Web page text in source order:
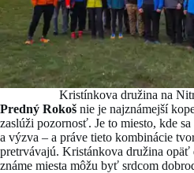
Kristínkova družina na
Predný Rokoš nie je najznámejší
zaslúži pozornosť. Je to miesto, kde
a výzva – a práve tieto kombinácie
pretrvávajú. Kristánkova družina opäť
známe miesta môžu byť srdcom